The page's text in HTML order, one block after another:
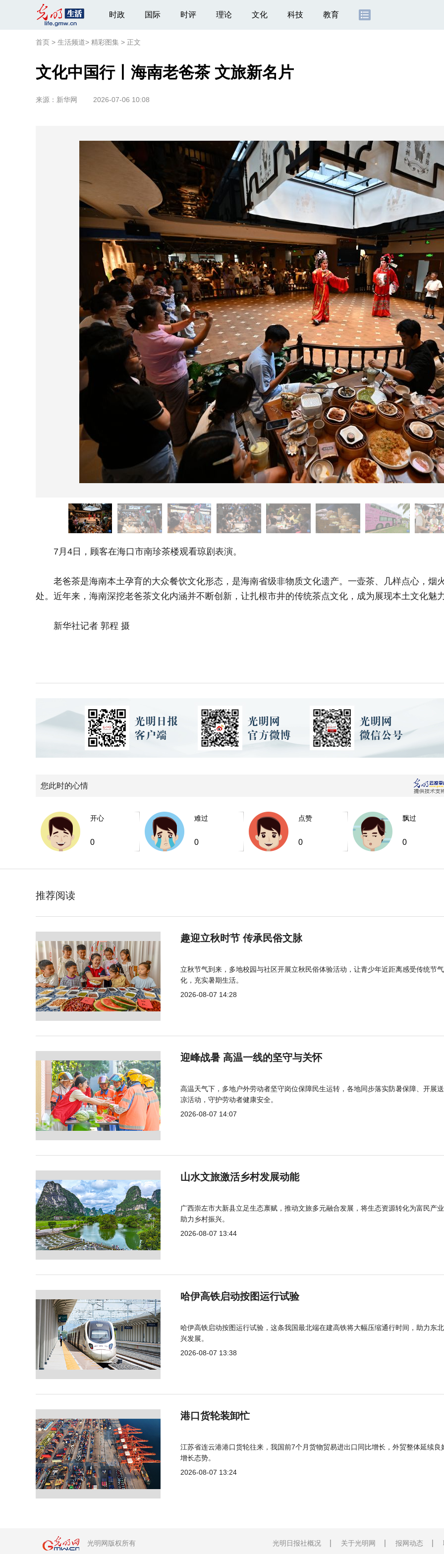
时政 国际 时评 理论 文化 科技 教育
首页 > 生活频道> 精彩图集 > 正文
文化中国行丨海南老爸茶 文旅新名片
来源： 新华网 2026-07-06 10:08
7月4日，顾客在海口市南珍茶楼观看琼剧表演。
老爸茶是海南本土孕育的大众餐饮文化形态，是海南省级非物质文化遗产。一壶茶、几样点心，烟
处。近年来，海南深挖老爸茶文化内涵并不断创新，让扎根市井的传统茶点文化，成为展现本土文化魅
新华社记者 郭程 摄
您此时的心情
开心
0
难过
0
点赞
0
飘过
0
推荐阅读
趣迎立秋时节 传承民俗文脉
立秋节气到来，多地校园与社区开展立秋民俗体验活动，让青少年近距离感受传统节
化，充实暑期生活。
2026-08-07 14:28
迎峰战暑 高温一线的坚守与关怀
高温天气下，多地户外劳动者坚守岗位保障民生运转，各地同步落实防暑保障、开展
凉活动，守护劳动者健康安全。
2026-08-07 14:07
山水文旅激活乡村发展动能
广西崇左市大新县立足生态禀赋，推动文旅多元融合发展，将生态资源转化为富民产
助力乡村振兴。
2026-08-07 13:44
哈伊高铁启动按图运行试验
哈伊高铁启动按图运行试验，这条我国最北端在建高铁将大幅压缩通行时间，助力东
兴发展。
2026-08-07 13:38
港口货轮装卸忙
江苏省连云港港口货轮往来，我国前7个月货物贸易进出口同比增长，外贸整体延续良
增长态势。
2026-08-07 13:24
光明网版权所有 光明日报社概况 关于光明网 报网动态